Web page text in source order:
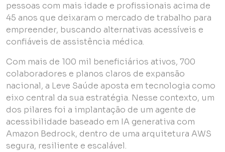
pessoas com mais idade e profissionais acima de
45 anos que deixaram o mercado de trabalho para
empreender, buscando alternativas acessíveis e
confiáveis de assistência médica.
Com mais de 100 mil beneficiários ativos, 700
colaboradores e planos claros de expansão
nacional, a Leve Saúde aposta em tecnologia como
eixo central da sua estratégia. Nesse contexto, um
dos pilares foi a implantação de um agente de
acessibilidade baseado em IA generativa com
Amazon Bedrock, dentro de uma arquitetura AWS
segura, resiliente e escalável.